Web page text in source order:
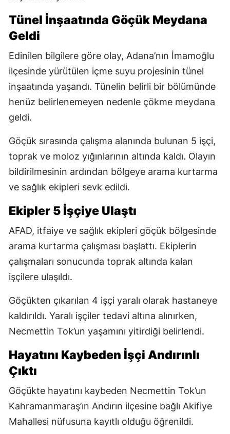
Tünel İnşaatında Göçük Meydana
Geldi
Edinilen bilgilere göre olay, Adana’nın İmamoğlu
ilçesinde yürütülen içme suyu projesinin tünel
inşaatında yaşandı. Tünelin belirli bir bölümünde
henüz belirlenemeyen nedenle çökme meydana
geldi.
Göçük sırasında çalışma alanında bulunan 5 işçi,
toprak ve moloz yığınlarının altında kaldı. Olayın
bildirilmesinin ardından bölgeye arama kurtarma
ve sağlık ekipleri sevk edildi.
Ekipler 5 İşçiye Ulaştı
AFAD, itfaiye ve sağlık ekipleri göçük bölgesinde
arama kurtarma çalışması başlattı. Ekiplerin
çalışmaları sonucunda toprak altında kalan
işçilere ulaşıldı.
Göçükten çıkarılan 4 işçi yaralı olarak hastaneye
kaldırıldı. Yaralı işçiler tedavi altına alınırken,
Necmettin Tok’un yaşamını yitirdiği belirlendi.
Hayatını Kaybeden İşçi Andırınlı
Çıktı
Göçükte hayatını kaybeden Necmettin Tok’un
Kahramanmaraş’ın Andırın ilçesine bağlı Akifiye
Mahallesi nüfusuna kayıtlı olduğu öğrenildi.